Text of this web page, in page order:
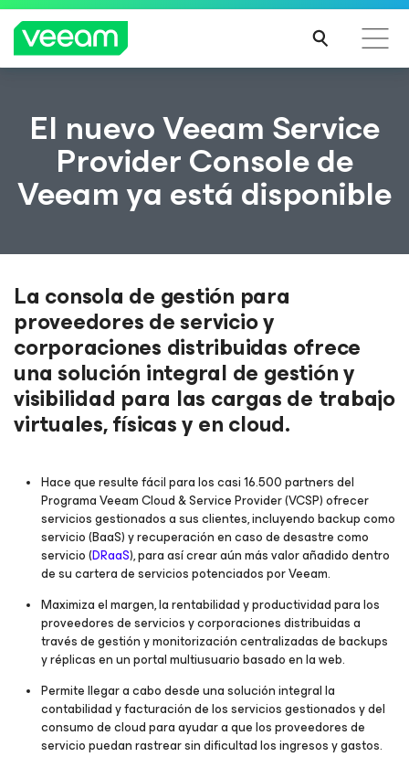
Guía de Veeam para los clientes afectados por la
actualización de contenido de CrowdStrike
INFO
RMA
El nuevo Veeam Service
Provider Console de
Veeam ya está disponible
La consola de gestión para
proveedores de servicio y
corporaciones distribuidas ofrece
una solución integral de gestión y
visibilidad para las cargas de trabajo
virtuales, físicas y en cloud.
Hace que resulte fácil para los casi 16.500 partners del
Programa Veeam Cloud & Service Provider (VCSP) ofrecer
servicios gestionados a sus clientes, incluyendo backup como
servicio (BaaS) y recuperación en caso de desastre como
servicio (DRaaS), para así crear aún más valor añadido dentro
de su cartera de servicios potenciados por Veeam.
Maximiza el margen, la rentabilidad y productividad para los
proveedores de servicios y corporaciones distribuidas a
través de gestión y monitorización centralizadas de backups
y réplicas en un portal multiusuario basado en la web.
Permite llegar a cabo desde una solución integral la
contabilidad y facturación de los servicios gestionados y del
consumo de cloud para ayudar a que los proveedores de
servicio puedan rastrear sin dificultad los ingresos y gastos.